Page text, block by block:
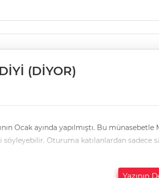
(DİYOR)
Ocak ayında yapılmıştı. Bu
Oturuma katılanlardan sadece
Yazının